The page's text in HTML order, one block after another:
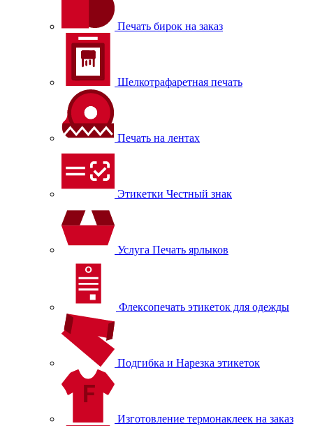
Печать бирок на заказ
Шелкотрафаретная печать
Печать на лентах
Этикетки Честный знак
Услуга Печать ярлыков
Флексопечать этикеток для одежды
Подгибка и Нарезка этикеток
Изготовление термонаклеек на заказ